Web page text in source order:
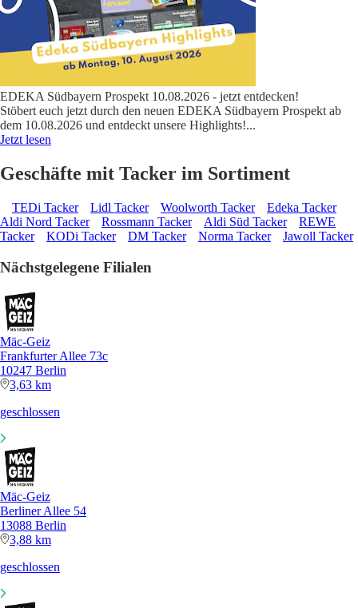
EDEKA Südbayern Prospekt 10.08.2026 - jetzt entdecken!
Stöbert euch jetzt durch den neuen EDEKA Südbayern Prospekt ab
dem 10.08.2026 und entdeckt unsere Highlights!...
Jetzt lesen
Geschäfte mit Tacker im Sortiment
TEDi Tacker Lidl Tacker Woolworth Tacker
Edeka Tacker
Aldi Nord Tacker
Rossmann Tacker Aldi Süd Tacker
REWE
Tacker
KODi Tacker DM Tacker Norma Tacker Jawoll Tacker
Nächstgelegene Filialen
Mäc-Geiz
Frankfurter Allee 73c
10247 Berlin
3,63 km
geschlossen
Mäc-Geiz
Berliner Allee 54
13088 Berlin
3,88 km
geschlossen